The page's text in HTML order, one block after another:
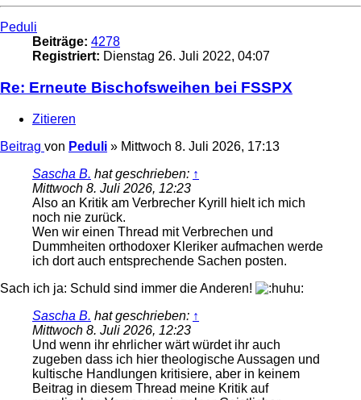
Peduli
Beiträge: 4278
Registriert: Dienstag 26. Juli 2022, 04:07
Re: Erneute Bischofsweihen bei FSSPX
Zitieren
Beitrag von Peduli » Mittwoch 8. Juli 2026, 17:13
Sascha B. hat geschrieben: ↑
Mittwoch 8. Juli 2026, 12:23
Also an Kritik am Verbrecher Kyrill hielt ich mich
noch nie zurück.
Wen wir einen Thread mit Verbrechen und
Dummheiten orthodoxer Kleriker aufmachen werde
ich dort auch entsprechende Sachen posten.
Sach ich ja: Schuld sind immer die Anderen!
Sascha B. hat geschrieben: ↑
Mittwoch 8. Juli 2026, 12:23
Und wenn ihr ehrlicher wärt würdet ihr auch
zugeben dass ich hier theologische Aussagen und
kultische Handlungen kritisiere, aber in keinem
Beitrag in diesem Thread meine Kritik auf